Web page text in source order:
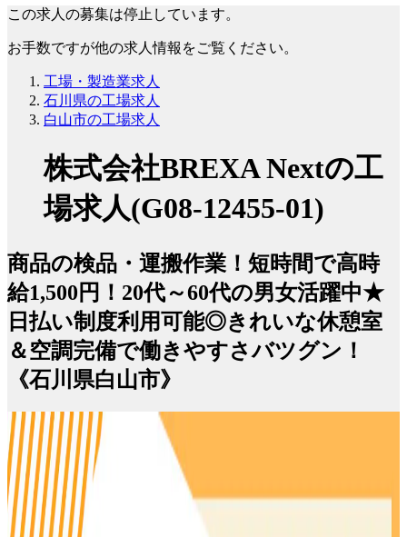
この求人の募集は停止しています。
お手数ですが他の求人情報をご覧ください。
工場・製造業求人
石川県の工場求人
白山市の工場求人
株式会社BREXA Nextの工
場求人(G08-12455-01)
商品の検品・運搬作業！短時間で高時
給1,500円！20代～60代の男女活躍中★
日払い制度利用可能◎きれいな休憩室
＆空調完備で働きやすさバツグン！
《石川県白山市》